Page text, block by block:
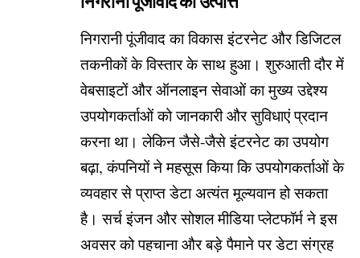
निगरानी पूंजीवाद का विकास इंटरनेट और डिजिटल
तकनीकों के विस्तार के साथ हुआ। शुरुआती दौर में
वेबसाइटों और ऑनलाइन सेवाओं का मुख्य उद्देश्य
उपयोगकर्ताओं को जानकारी और सुविधाएं प्रदान
करना था। लेकिन जैसे-जैसे इंटरनेट का उपयोग
बढ़ा, कंपनियों ने महसूस किया कि उपयोगकर्ताओं के
व्यवहार से प्राप्त डेटा अत्यंत मूल्यवान हो सकता
है। सर्च इंजन और सोशल मीडिया प्लेटफॉर्म ने इस
अवसर को पहचाना और बड़े पैमाने पर डेटा संग्रह